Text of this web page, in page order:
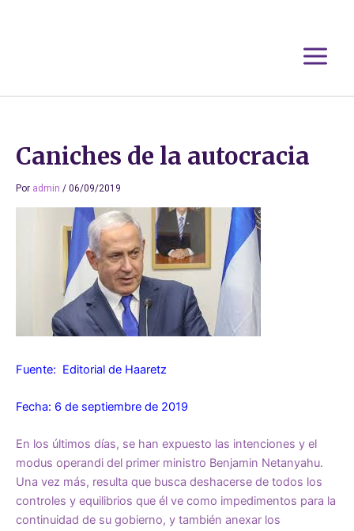
Caniches de la autocracia
Por admin / 06/09/2019
Fuente: Editorial de Haaretz
Fecha: 6 de septiembre de 2019
En los últimos días, se han expuesto las intenciones y el
modus operandi del primer ministro Benjamin Netanyahu.
Una vez más, resulta que busca deshacerse de todos los
controles y equilibrios que él ve como impedimentos para la
continuidad de su gobierno, y también anexar los